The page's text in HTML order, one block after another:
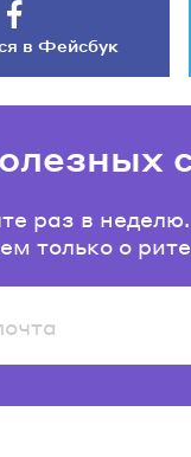
в Фейсбук
раз в неделю.
только о